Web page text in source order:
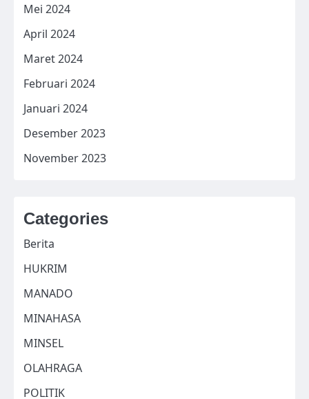
Mei 2024
April 2024
Maret 2024
Februari 2024
Januari 2024
Desember 2023
November 2023
Categories
Berita
HUKRIM
MANADO
MINAHASA
MINSEL
OLAHRAGA
POLITIK